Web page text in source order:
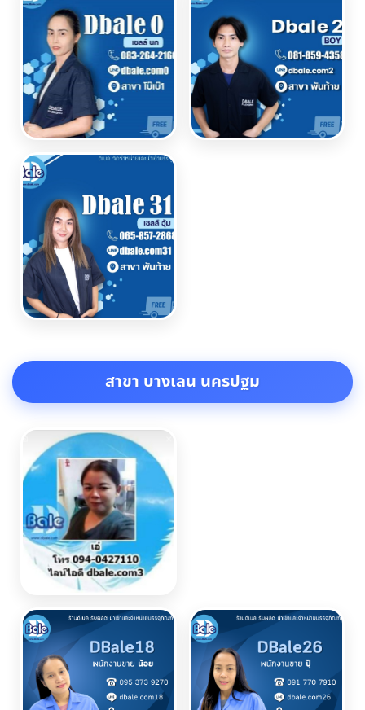
สาขา บางเลน นครปฐม